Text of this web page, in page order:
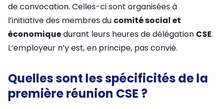
de convocation. Celles-ci sont organisées à
l’initiative des membres du comité social et
économiquedurant leurs heures de délégation CSE.
L’employeur n’y est, en principe, pas convié.
Quelles sont les spécificités de la
première réunion CSE ?